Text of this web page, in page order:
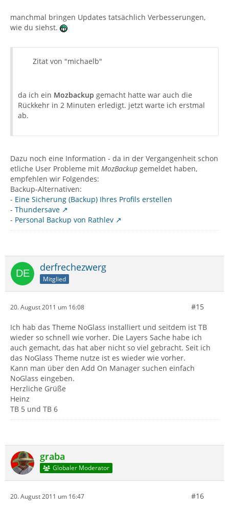
manchmal bringen Updates tatsächlich Verbesserungen,
wie du siehst.
Zitat von "michaelb"
da ich ein Mozbackup gemacht hatte war auch die
Rückkehr in 2 Minuten erledigt. jetzt warte ich erstmal
ab.
Dazu noch eine Information - da in der Vergangenheit schon
etliche User Probleme mit MozBackup gemeldet haben,
empfehlen wir Folgendes:
Backup-Alternativen:
- Eine Sicherung (Backup) Ihres Profils erstellen
- Thundersave
- Personal Backup von Rathlev
derfrechezwerg
Mitglied
20. August 2011 um 16:08 #15
Ich hab das Theme NoGlass installiert und seitdem ist TB
wieder so schnell wie vorher. Die Layers Sache habe ich
auch gemacht, das hat aber nicht so viel gebracht. Seit ich
das NoGlass Theme nutze ist es wieder wie vorher.
Kann man über den Add On Manager suchen einfach
NoGlass eingeben.
Herzliche Grüße
Heinz
TB 5 und TB 6
graba
Globaler Moderator
20. August 2011 um 16:47 #16